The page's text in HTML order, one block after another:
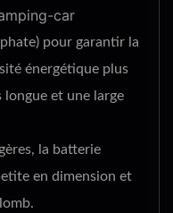
car
pour garantir la
énergétique plus
longue et une large
la batterie
en dimension et